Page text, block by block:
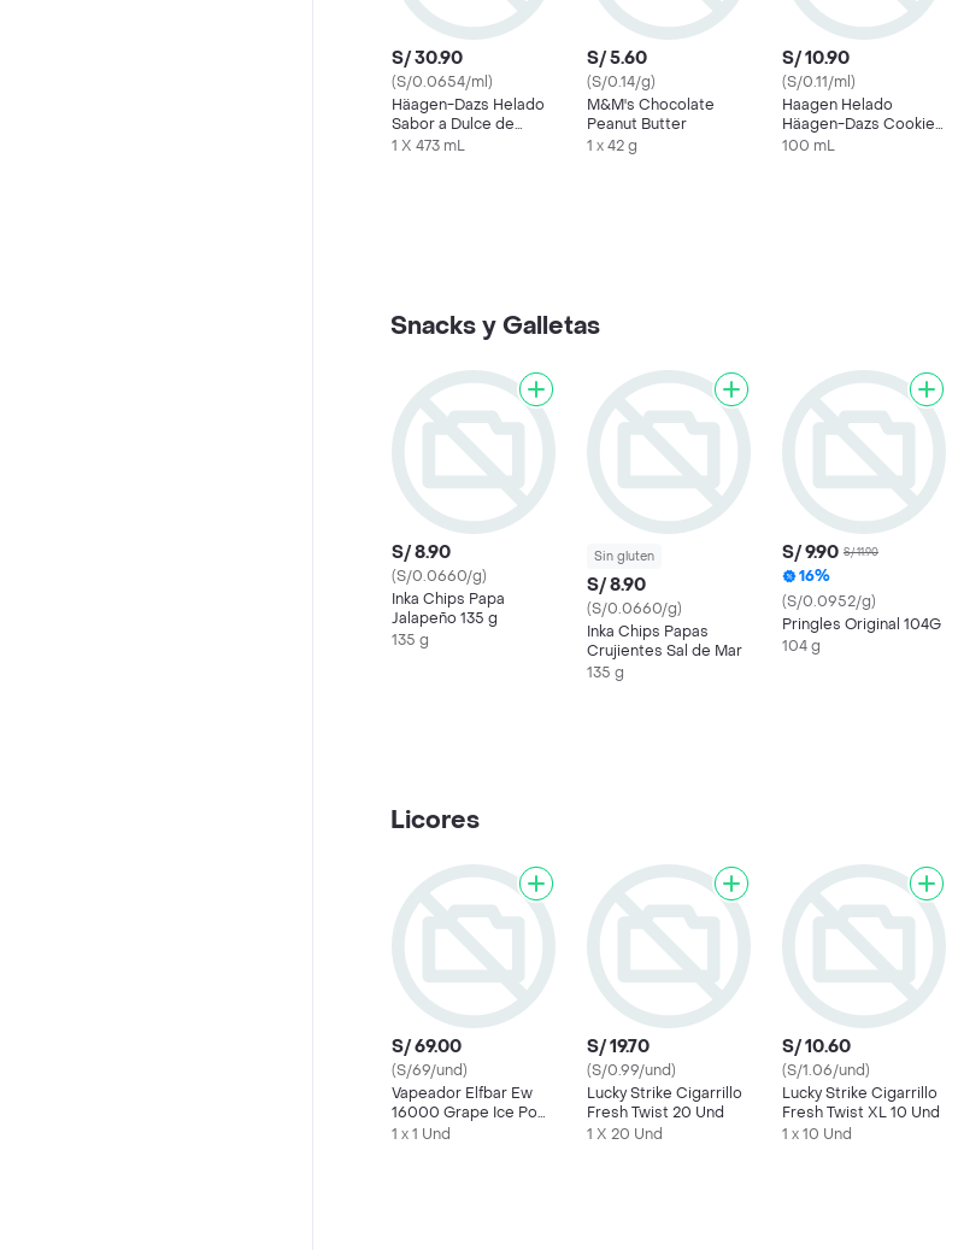
S/ 30.90
(S/0.0654/ml)
Häagen-Dazs Helado
Sabor a Dulce de
Leche
1 X 473 mL
S/ 5.60
(S/0.14/g)
M&M's Chocolate
Peanut Butter
1 x 42 g
S/ 10.90
(S/0.11/ml)
Haagen Helado
Häagen-Dazs Cookies
& Cream 100 mL
100 mL
Snacks y Galletas
S/ 8.90
(S/0.0660/g)
Inka Chips Papa
Jalapeño 135 g
135 g
Sin gluten
S/ 8.90
(S/0.0660/g)
Inka Chips Papas
Crujientes Sal de Mar
135 g
S/ 9.90 S/ 11.90
16%
(S/0.0952/g)
Pringles Original 104G
104 g
Licores
S/ 69.00
(S/69/und)
Vapeador Elfbar Ew
16000 Grape Ice Pod
16.000 Puff
1 x 1 Und
S/ 19.70
(S/0.99/und)
Lucky Strike Cigarrillo
Fresh Twist 20 Und
1 X 20 Und
S/ 10.60
(S/1.06/und)
Lucky Strike Cigarrillo
Fresh Twist XL 10 Und
1 x 10 Und